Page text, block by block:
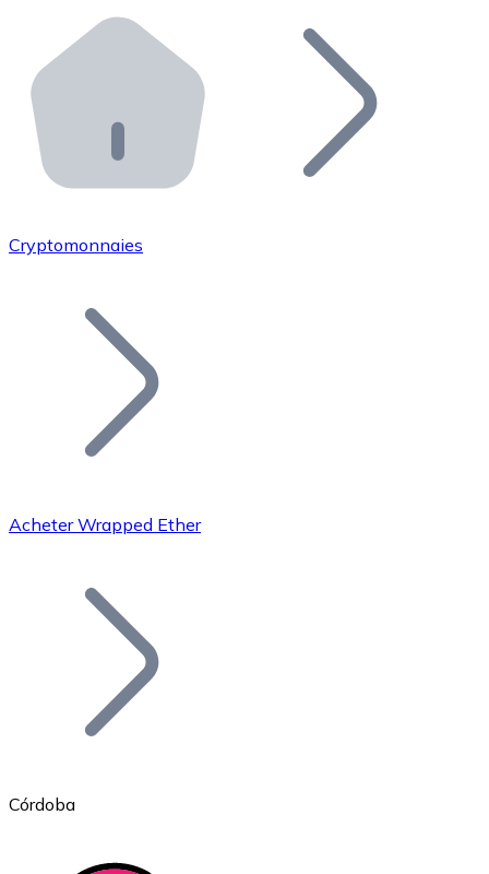
Distributeurs automatiques Bitnovo
Intégrez un ATM Bitnovo dans votre entreprise et
API Bitnovo
Intégrez notre API dans votre écosystème.
Rejoignez notre réseau de distributeurs et
Ajoutez le token de votre projet à notre service
Bitcoin
Cryptomonnaies
Acheter Wrapped Ether
Córdoba